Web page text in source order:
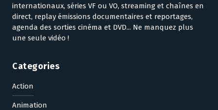
internationaux, séries VF ou VO, streaming et chaînes en
direct, replay émissions documentaires et reportages,
agenda des sorties cinéma et DVD... Ne manquez plus
une seule vidéo !
Categories
Action
Animation